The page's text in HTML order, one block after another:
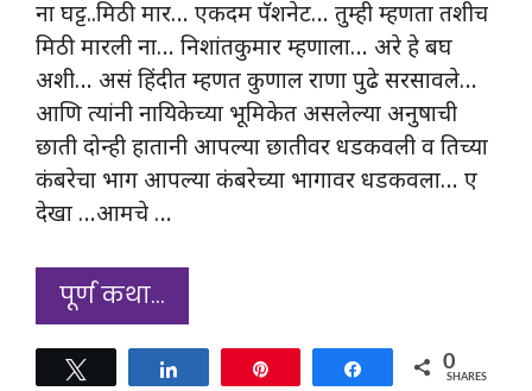
ना घट्ट..मिठी मार… एकदम पॅशनेट… तुम्ही म्हणता तशीच
मिठी मारली ना… निशांतकुमार म्हणाला… अरे हे बघ
अशी… असं हिंदीत म्हणत कुणाल राणा पुढे सरसावले…
आणि त्यांनी नायिकेच्या भूमिकेत असलेल्या अनुषाची
छाती दोन्ही हातानी आपल्या छातीवर धडकवली व तिच्या
कंबरेचा भाग आपल्या कंबरेच्या भागावर धडकवला… ए
देखा …आमचे …
पूर्ण कथा…
Share 0
SHARES